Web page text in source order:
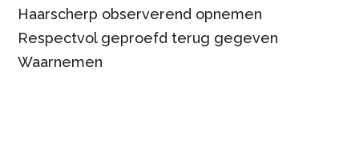
Haarscherp observerend opnemen
Respectvol geproefd terug gegeven
Waarnemen